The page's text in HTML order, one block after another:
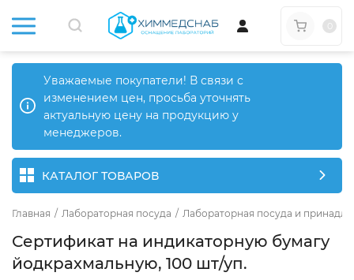
Уважаемые покупатели! В связи с
изменением цен, просьба уточнять
актуальную цену на продукцию у
менеджеров.
КАТАЛОГ ТОВАРОВ
Главная / Лабораторная посуда / Лабораторная посуда и
Сертификат на индикаторную бумагу
йодкрахмальную, 100 шт/уп.